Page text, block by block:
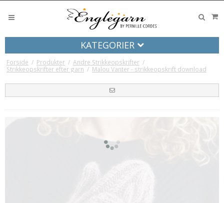
KATEGORIER
Forside / Produkter / Andre Strikkeopskrifter /
Strikkeopskrifter efter garn / Malou Vanter - strikkeopskrift download